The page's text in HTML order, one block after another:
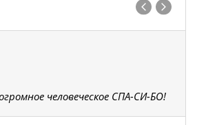
человеческое СПА-СИ-БО!